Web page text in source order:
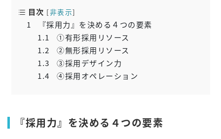
目次 [非表示]
1
『採用力』を決める４つの要素
1.1
①有形採用リソース
1.2
②無形採用リソース
1.3
③採用デザイン力
1.4
④採用オペレーション
『採用力』を決める４つの要素